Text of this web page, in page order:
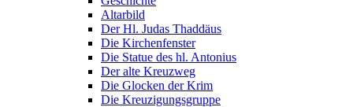
Altarbild
Der Hl. Judas Thaddäus
Die Kirchenfenster
Die Statue des hl. Antonius
Der alte Kreuzweg
Die Glocken der Krim
Die Kreuzigungsgruppe